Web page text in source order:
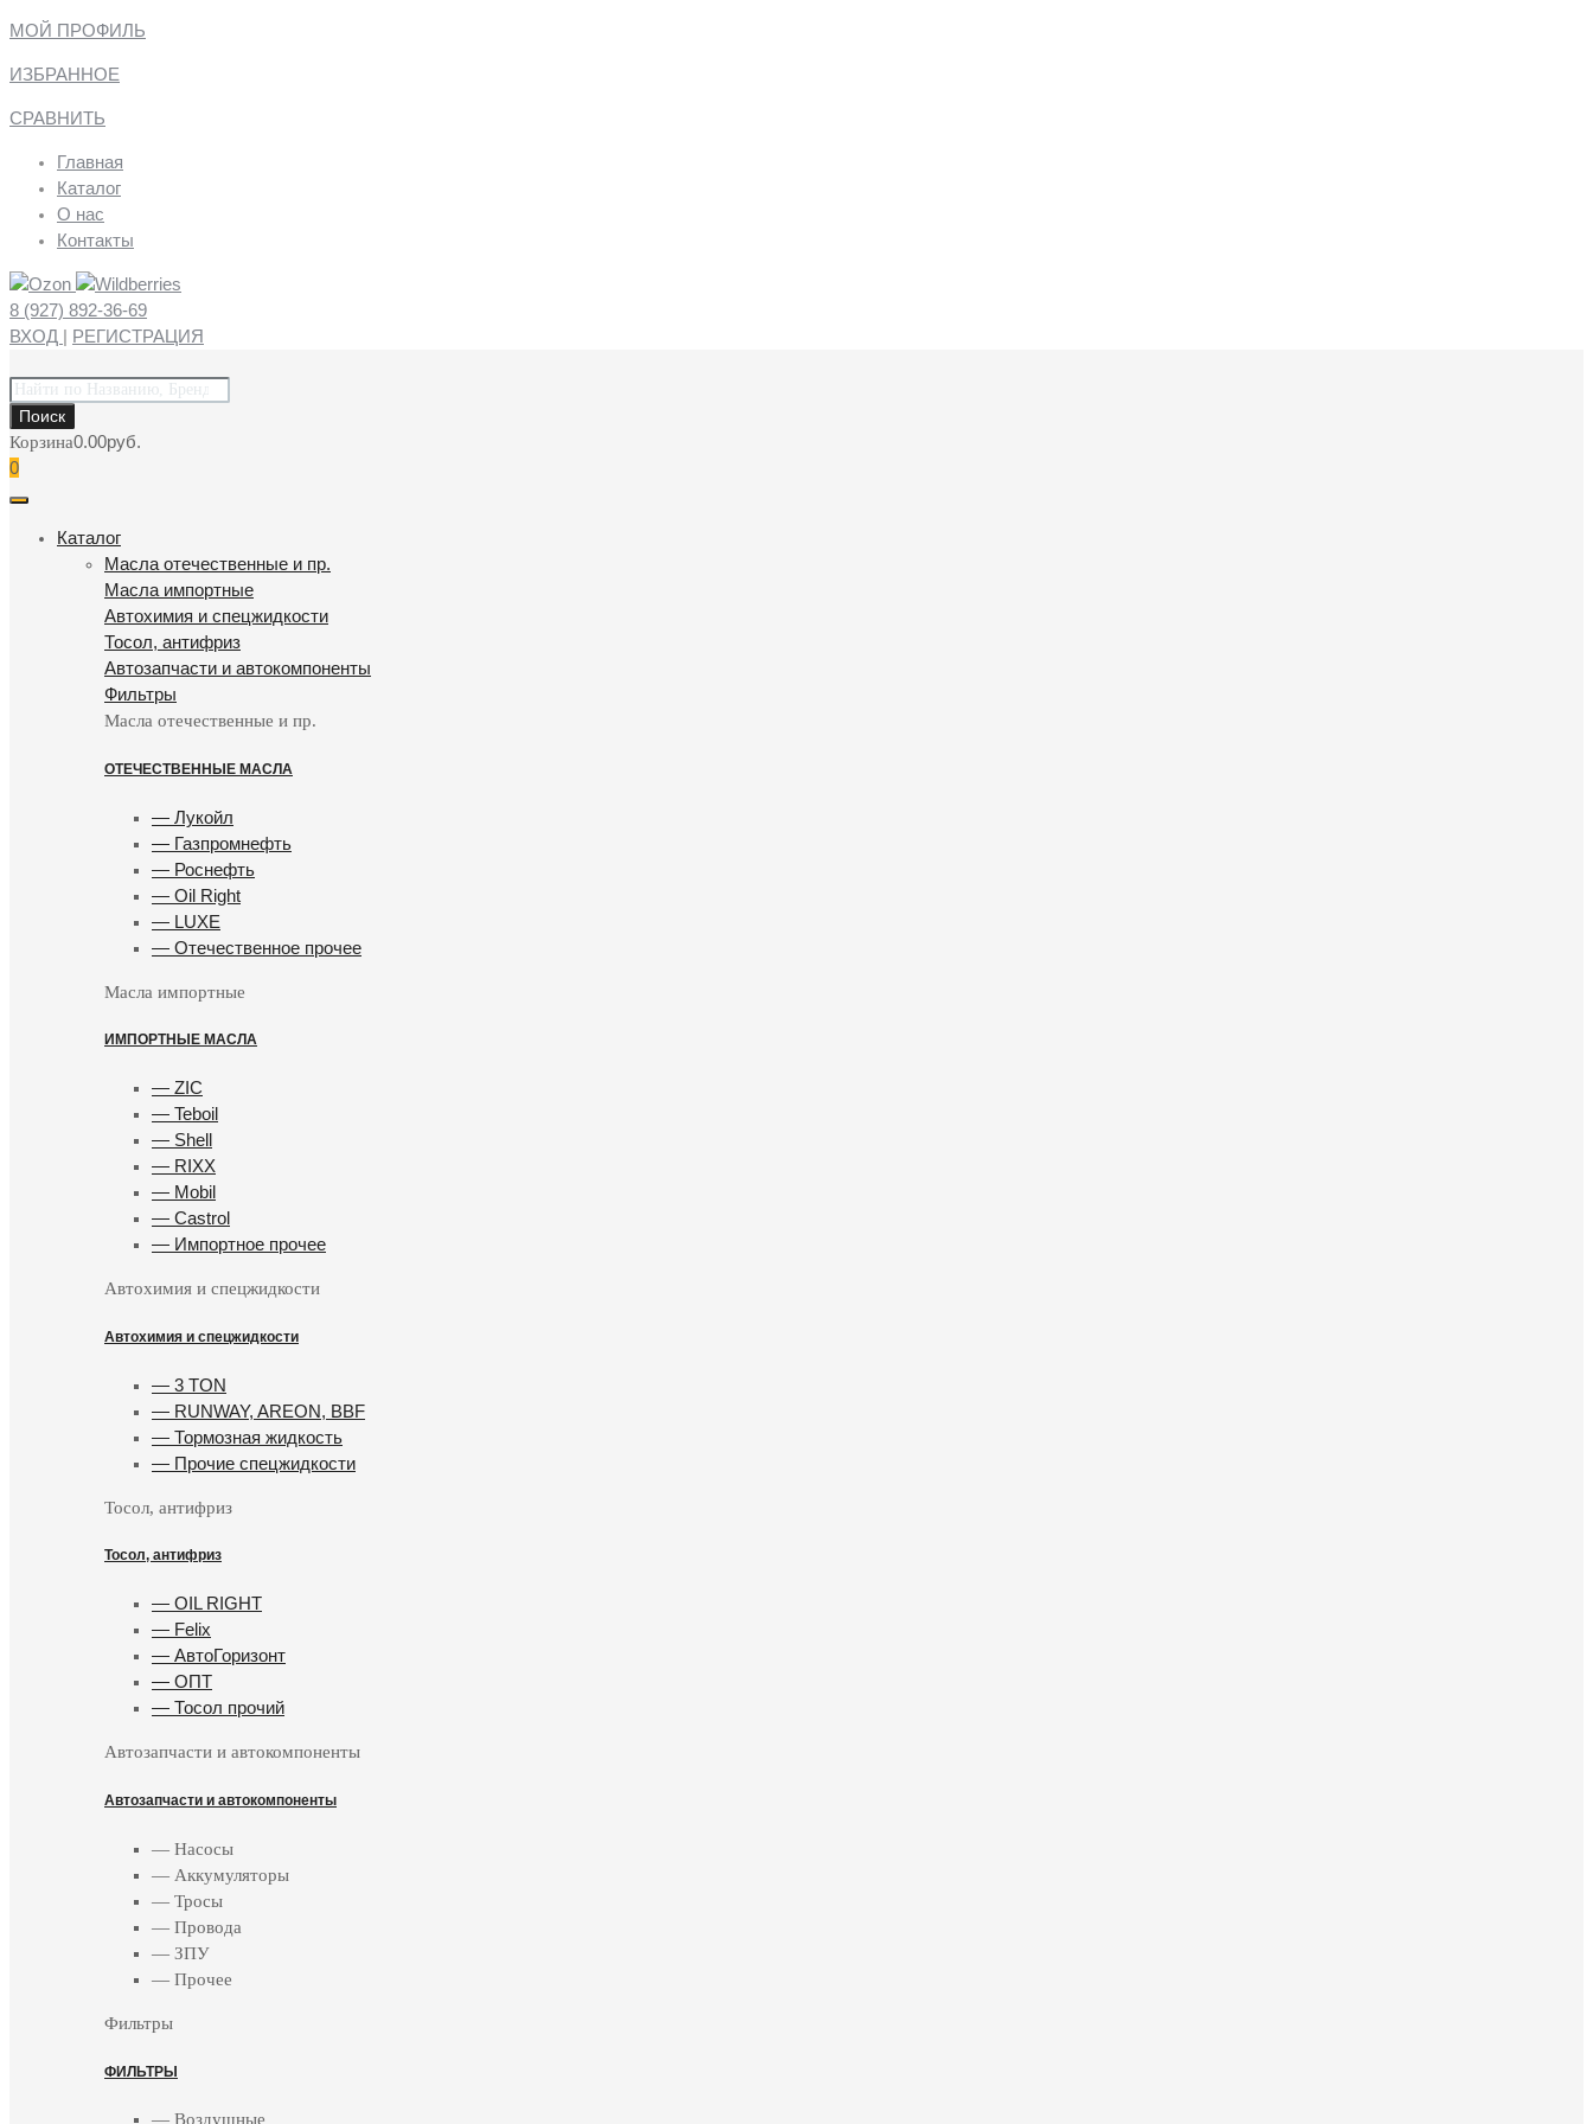
МОЙ ПРОФИЛЬ
ИЗБРАННОЕ
СРАВНИТЬ
Главная
Каталог
О нас
Контакты
8 (927) 892-36-69
ВХОД | РЕГИСТРАЦИЯ
Поиск
товаров
Поиск
Корзина0.00руб.
0
Каталог
Масла отечественные и пр.
Масла импортные
Автохимия и спецжидкости
Тосол, антифриз
Автозапчасти и автокомпоненты
Фильтры
Масла отечественные и пр.
ОТЕЧЕСТВЕННЫЕ МАСЛА
— Лукойл
— Газпромнефть
— Роснефть
— Oil Right
— LUXE
— Отечественное прочее
Масла импортные
ИМПОРТНЫЕ МАСЛА
— ZIC
— Teboil
— Shell
— RIXX
— Mobil
— Castrol
— Импортное прочее
Автохимия и спецжидкости
Автохимия и спецжидкости
— 3 TON
— RUNWAY, AREON, BBF
— Тормозная жидкость
— Прочие спецжидкости
Тосол, антифриз
Тосол, антифриз
— OIL RIGHT
— Felix
— АвтоГоризонт
— ОПТ
— Тосол прочий
Автозапчасти и автокомпоненты
Автозапчасти и автокомпоненты
— Насосы
— Аккумуляторы
— Тросы
— Провода
— ЗПУ
— Прочее
Фильтры
ФИЛЬТРЫ
— Воздушные